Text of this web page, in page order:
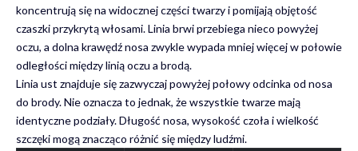
koncentrują się na widocznej części twarzy i pomijają objętość
czaszki przykrytą włosami. Linia brwi przebiega nieco powyżej
oczu, a dolna krawędź nosa zwykle wypada mniej więcej w połowie
odległości między linią oczu a brodą.
Linia ust znajduje się zazwyczaj powyżej połowy odcinka od nosa
do brody. Nie oznacza to jednak, że wszystkie twarze mają
identyczne podziały. Długość nosa, wysokość czoła i wielkość
szczęki mogą znacząco różnić się między ludźmi.